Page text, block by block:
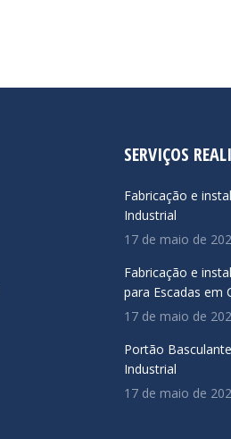
SERVIÇOS
Fabricação e
Industrial
17 de maio de
Fabricação e
para Escadas em
17 de maio de
Portão
Industrial
17 de maio de